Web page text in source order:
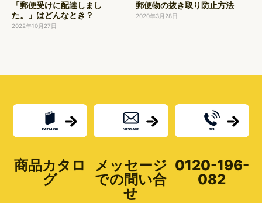
「郵便受けに配達しまし
た。」はどんなとき？
2022年10月27日
郵便物の抜き取り防止方法
2020年3月28日
商品カタロ
グ
メッセージ
での問い合
せ
0120-196-
082